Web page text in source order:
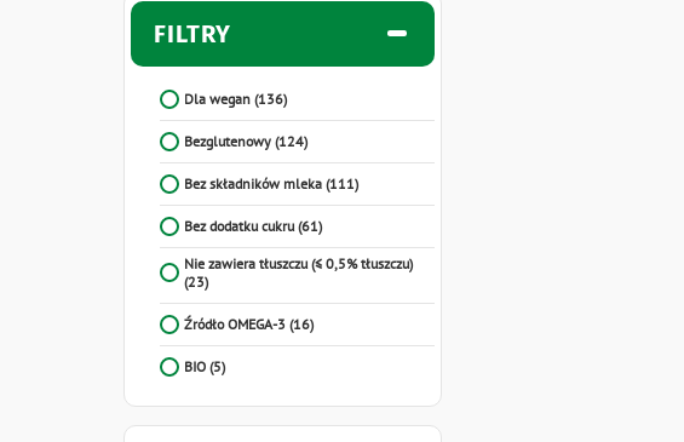
FILTRY
Dla wegan (136)
Bezglutenowy (124)
Bez składników mleka (111)
Bez dodatku cukru (61)
Nie zawiera tłuszczu (≤ 0,5% tłuszczu)
(23)
Źródło OMEGA-3 (16)
BIO (5)